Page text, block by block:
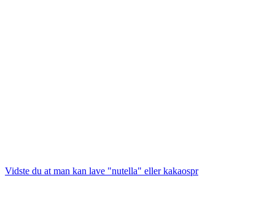
Vidste du at man kan lave "nutella" eller kakaospr